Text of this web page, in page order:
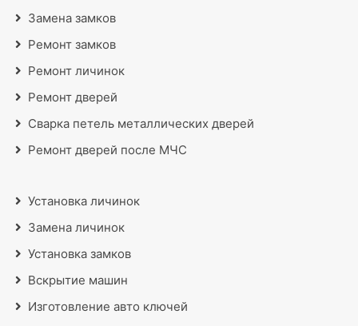
Замена замков
Ремонт замков
Ремонт личинок
Ремонт дверей
Сварка петель металлических дверей
Ремонт дверей после МЧС
Установка личинок
Замена личинок
Установка замков
Вскрытие машин
Изготовление авто ключей